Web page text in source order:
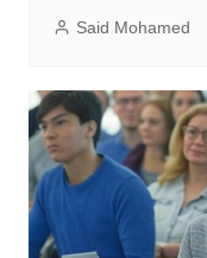
Said Mohamed